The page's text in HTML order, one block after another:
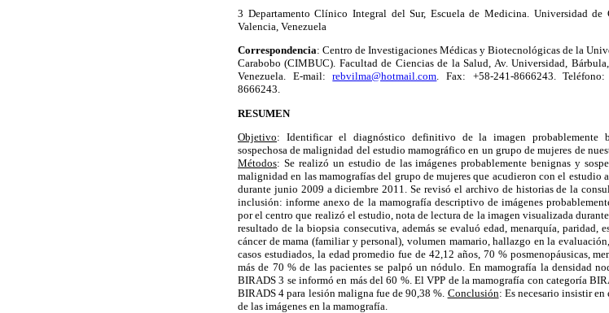
3 Departamento Clínico Integral del Sur, Escuela de Medicina. Universidad de
Valencia, Venezuela
Correspondencia: Centro de Investigaciones Médicas y Biotecnológicas de la
Carabobo (CIMBUC). Facultad de Ciencias de la Salud, Av. Universidad,
Venezuela. E-mail:rebvilma@hotmail.com. Fax: +58-241-8666243. Teléfono:
8666243.
RESUMEN
Objetivo: Identificar el diagnóstico definitivo de la imagen probablemente
sospechosa de malignidad del estudio mamográfico en un grupo de mujeres de
Métodos: Se realizó un estudio de las imágenes probablemente benignas y
malignidad en las mamografías del grupo de mujeres que acudieron con el estudio
durante junio 2009 a diciembre 2011. Se revisó el archivo de historias de la
inclusión: informe anexo de la mamografía descriptivo de imágenes
por el centro que realizó el estudio, nota de lectura de la imagen visualizada
resultado de la biopsia consecutiva, además se evaluó edad, menarquía, paridad,
cáncer de mama (familiar y personal), volumen mamario, hallazgo en la
casos estudiados, la edad promedio fue de 42,12 años, 70 % posmenopáusicas,
más de 70 % de las pacientes se palpó un nódulo. En mamografía la densidad
BIRADS 3 se informó en más del 60 %. El VPP de la mamografía con categoría
BIRADS 4 para lesión maligna fue de 90,38 %. Conclusión: Es necesario insistir
de las imágenes en la mamografía.